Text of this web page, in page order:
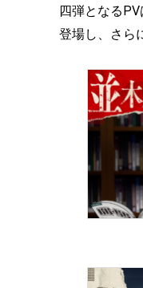
四弾となる
登場し、さら